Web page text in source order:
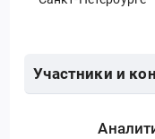
Участники и